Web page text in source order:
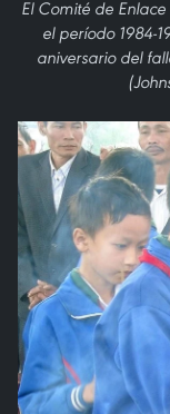
El Comité de
el período 1984-
aniversario del